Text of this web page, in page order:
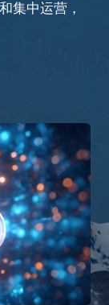
集中运营，